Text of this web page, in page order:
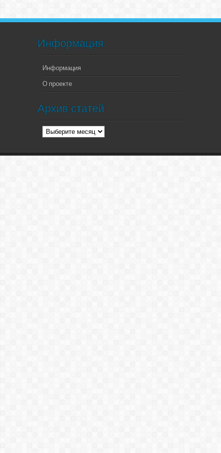
Информация
Информация
О проекте
Архив статей
Архив
статей